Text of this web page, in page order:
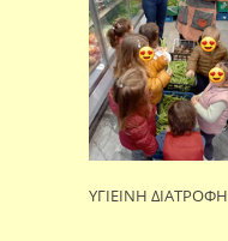
ΥΓΙΕΙΝΗ ΔΙΑΤΡΟΦΗ